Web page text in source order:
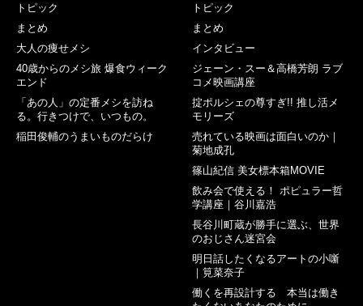
トピック
まとめ
大人の痩せメシ
40歳からのメシ旅 爆食ウィーク
エンド
「あの人」の定番メシを訪ね
る。行きつけで、いつもの。
稲田俊輔のうまいものだらけ
トピック
まとめ
インタビュー
ジェーン・スー＆高橋芳朗 ラブ
コメ映画講座
掟ポルシェの尊すぎ!! 推し活メ
モリーズ
売れている映画は面白いのか｜
菊地成孔
篠山紀信 美女標本箱MOVIE
飲み会で使える！ ポピュラー哲
学講座｜谷川嘉浩
長谷川町蔵が勝手に選ぶ、世界
のおじさん迷宮会
明日話したくなるアートの小噺
｜筧菜奈子
働くを再設計する 本当は働き